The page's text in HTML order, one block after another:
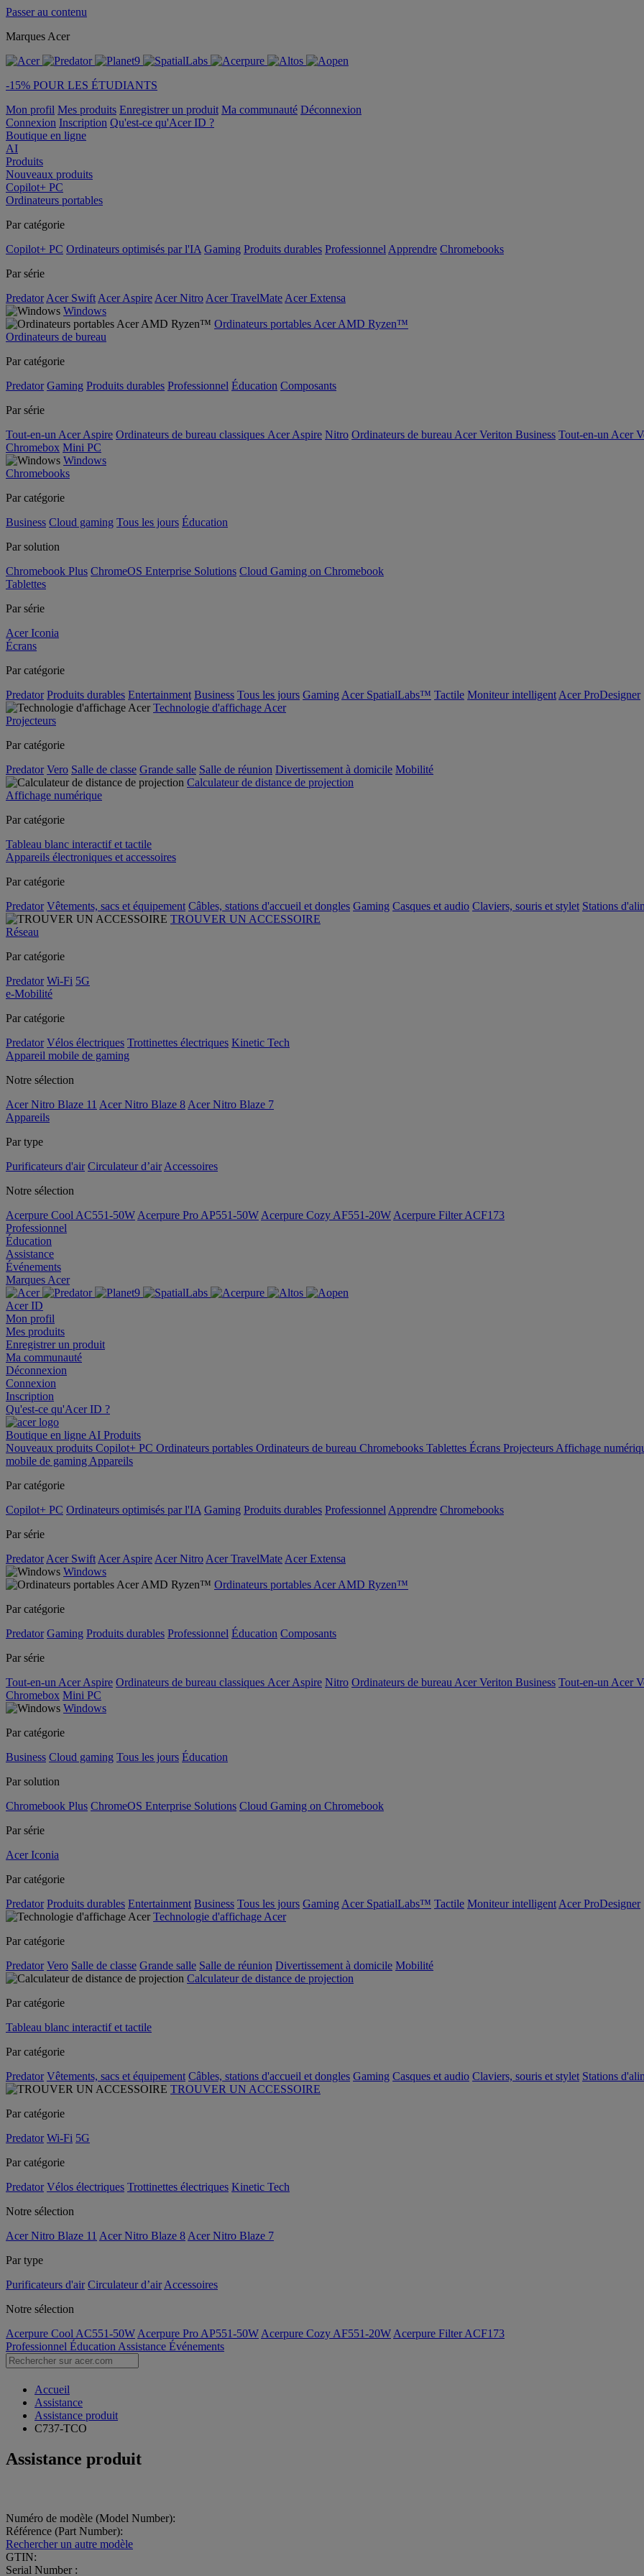
Passer au contenu
Marques Acer
-15% POUR LES ÉTUDIANTS
Mon profil Mes produits Enregistrer un produit Ma communauté Déconnexion
Connexion Inscription Qu'est-ce qu'Acer ID ?
Boutique en ligne
AI
Produits
Nouveaux produits
Copilot+ PC
Ordinateurs portables
Par catégorie
Copilot+ PC Ordinateurs optimisés par l'IA Gaming Produits durables Professionnel Apprendre Chromebooks
Par série
Predator Acer Swift Acer Aspire Acer Nitro Acer TravelMate Acer Extensa
Windows
Ordinateurs portables Acer AMD Ryzen™
Ordinateurs de bureau
Par catégorie
Predator Gaming Produits durables Professionnel Éducation Composants
Par série
Tout-en-un Acer Aspire Ordinateurs de bureau classiques Acer Aspire Nitro Ordinateurs de bureau Acer Veriton Business Tout-en-un Acer
Chromebox Mini PC
Windows
Chromebooks
Par catégorie
Business Cloud gaming Tous les jours Éducation
Par solution
Chromebook Plus ChromeOS Enterprise Solutions Cloud Gaming on Chromebook
Tablettes
Par série
Acer Iconia
Écrans
Par catégorie
Predator Produits durables Entertainment Business Tous les jours Gaming Acer SpatialLabs™ Tactile Moniteur intelligent Acer ProDesigner
Technologie d'affichage Acer
Projecteurs
Par catégorie
Predator Vero Salle de classe Grande salle Salle de réunion Divertissement à domicile Mobilité
Calculateur de distance de projection
Affichage numérique
Par catégorie
Tableau blanc interactif et tactile
Appareils électroniques et accessoires
Par catégorie
Predator Vêtements, sacs et équipement Câbles, stations d'accueil et dongles Gaming Casques et audio Claviers, souris et stylet Stations
TROUVER UN ACCESSOIRE
Réseau
Par catégorie
Predator Wi-Fi 5G
e-Mobilité
Par catégorie
Predator Vélos électriques Trottinettes électriques Kinetic Tech
Appareil mobile de gaming
Notre sélection
Acer Nitro Blaze 11 Acer Nitro Blaze 8 Acer Nitro Blaze 7
Appareils
Par type
Purificateurs d'air Circulateur d’air Accessoires
Notre sélection
Acerpure Cool AC551-50W Acerpure Pro AP551-50W Acerpure Cozy AF551-20W Acerpure Filter ACF173
Professionnel
Éducation
Assistance
Événements
Marques Acer
Acer ID
Mon profil
Mes produits
Enregistrer un produit
Ma communauté
Déconnexion
Connexion
Inscription
Qu'est-ce qu'Acer ID ?
Boutique en ligne AI Produits
Nouveaux produits Copilot+ PC Ordinateurs portables Ordinateurs de bureau Chromebooks Tablettes Écrans Projecteurs Affichage
mobile de gaming Appareils
Par catégorie
Copilot+ PC Ordinateurs optimisés par l'IA Gaming Produits durables Professionnel Apprendre Chromebooks
Par série
Predator Acer Swift Acer Aspire Acer Nitro Acer TravelMate Acer Extensa
Windows
Ordinateurs portables Acer AMD Ryzen™
Par catégorie
Predator Gaming Produits durables Professionnel Éducation Composants
Par série
Tout-en-un Acer Aspire Ordinateurs de bureau classiques Acer Aspire Nitro Ordinateurs de bureau Acer Veriton Business Tout-en-un Acer
Chromebox Mini PC
Windows
Par catégorie
Business Cloud gaming Tous les jours Éducation
Par solution
Chromebook Plus ChromeOS Enterprise Solutions Cloud Gaming on Chromebook
Par série
Acer Iconia
Par catégorie
Predator Produits durables Entertainment Business Tous les jours Gaming Acer SpatialLabs™ Tactile Moniteur intelligent Acer ProDesigner
Technologie d'affichage Acer
Par catégorie
Predator Vero Salle de classe Grande salle Salle de réunion Divertissement à domicile Mobilité
Calculateur de distance de projection
Par catégorie
Tableau blanc interactif et tactile
Par catégorie
Predator Vêtements, sacs et équipement Câbles, stations d'accueil et dongles Gaming Casques et audio Claviers, souris et stylet Stations
TROUVER UN ACCESSOIRE
Par catégorie
Predator Wi-Fi 5G
Par catégorie
Predator Vélos électriques Trottinettes électriques Kinetic Tech
Notre sélection
Acer Nitro Blaze 11 Acer Nitro Blaze 8 Acer Nitro Blaze 7
Par type
Purificateurs d'air Circulateur d’air Accessoires
Notre sélection
Acerpure Cool AC551-50W Acerpure Pro AP551-50W Acerpure Cozy AF551-20W Acerpure Filter ACF173
Professionnel Éducation Assistance Événements
Accueil
Assistance
Assistance produit
C737-TCO
Assistance produit
Numéro de modèle (Model Number):
Référence (Part Number):
Rechercher un autre modèle
GTIN:
Serial Number :